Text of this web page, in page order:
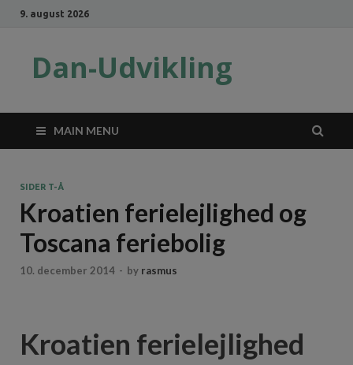
9. august 2026
Dan-Udvikling
MAIN MENU
SIDER T-Å
Kroatien ferielejlighed og
Toscana feriebolig
10. december 2014 - by rasmus
Kroatien ferielejlighed